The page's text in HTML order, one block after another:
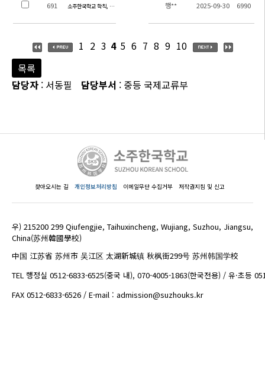
691 소주한국학교 학칙, 학교운영위원회 규정 개정 안내
행** 2025-09-30 6990
1 2 3 4 5 6 7 8 9 10
목록
담당자 : 서동필 담당부서 : 중등 국제교류부
찾아오시는 길 개인정보처리방침 이메일무단 수집거부 저작권지침 및 신고
우) 215200 299 Qiufengjie, Taihuxincheng, Wujiang, Suzhou, Jiangsu,
China(苏州韓國學校)
中国 江苏省 苏州市 吴江区 太湖新城镇 秋枫街299号 苏州韩国学校
TEL 행정실 0512-6833-6525(중국 내), 070-4005-1863(한국전용) / 유·초등
FAX 0512-6833-6526 / E-mail : admission@suzhouks.kr